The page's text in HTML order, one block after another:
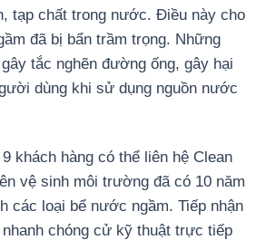
tạp chất trong nước. Điều này cho
đã bị bẩn trầm trọng. Những
tắc nghẽn đường ống, gây hại
dùng khi sử dụng nguồn nước
khách hàng có thể liên hệ Clean
vệ sinh môi trường đã có 10 năm
các loại bể nước ngầm. Tiếp nhận
chóng cử kỹ thuật trực tiếp